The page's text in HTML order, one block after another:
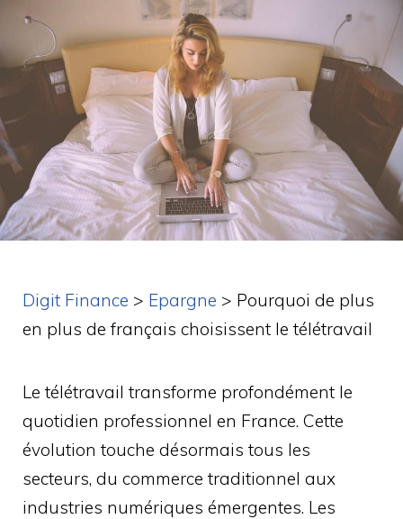
Digit Finance > Epargne > Pourquoi de plus
en plus de français choisissent le télétravail
Le télétravail transforme profondément le
quotidien professionnel en France. Cette
évolution touche désormais tous les
secteurs, du commerce traditionnel aux
industries numériques émergentes. Les